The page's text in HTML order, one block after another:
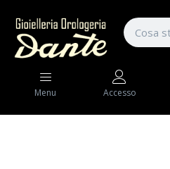
Menu Accesso